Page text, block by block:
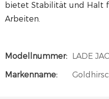
bietet Stabilität und Halt
Arbeiten.
Modellnummer: LADE
Markenname: